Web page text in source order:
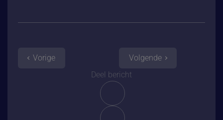
Vorige
Deel bericht
Volgende